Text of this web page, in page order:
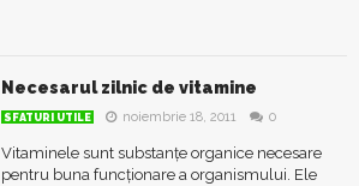
Necesarul zilnic de vitamine
SFATURI UTILE noiembrie 18, 2011 0
Vitaminele sunt substanțe organice necesare
pentru buna funcționare a organismului. Ele